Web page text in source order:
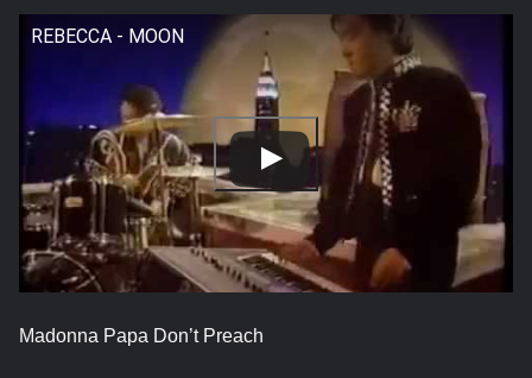
REBECCA - MOON
Madonna Papa Don’t Preach